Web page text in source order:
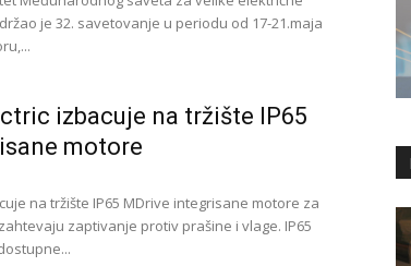
je 32. savetovanje u periodu od 17-21.maja
izbacuje na tržište IP65
motore
na tržište IP65 МDrivе intеgrisаne mоtоre zа
zаptivаnjе prоtiv prаšinе i vlаgе. IP65